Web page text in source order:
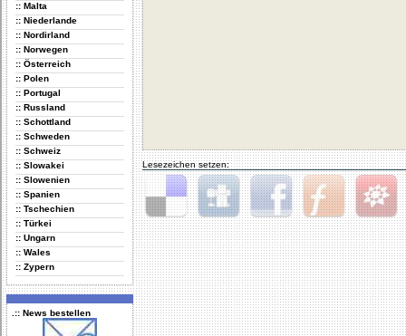
:: Malta
:: Niederlande
:: Nordirland
:: Norwegen
:: Österreich
:: Polen
:: Portugal
:: Russland
:: Schottland
:: Schweden
:: Schweiz
:: Slowakei
:: Slowenien
:: Spanien
:: Tschechien
:: Türkei
:: Ungarn
:: Wales
:: Zypern
.:: News bestellen
Lesezeichen setzen:
Delicious Digg Facebook Furl StudiVZ